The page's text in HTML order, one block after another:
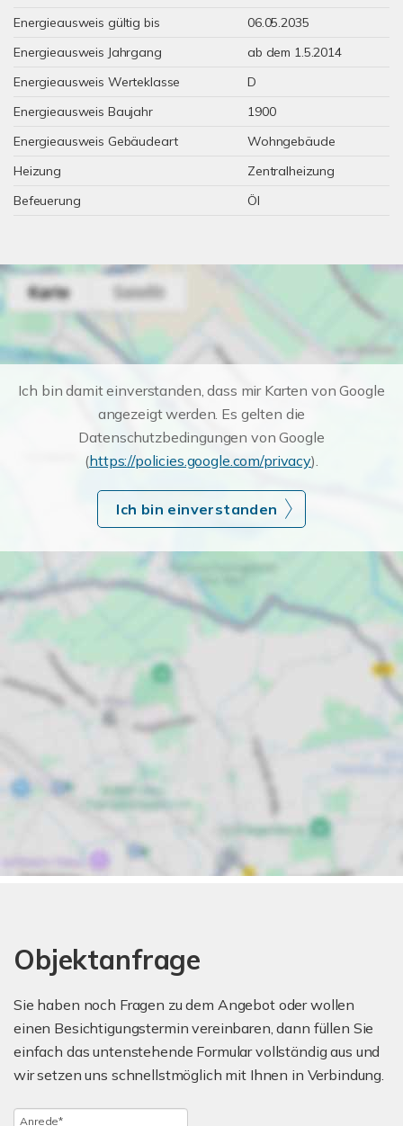
Energieausweis gültig bis
06.05.2035
Energieausweis Jahrgang
ab dem 1.5.2014
Energieausweis Werteklasse
D
Energieausweis Baujahr
1900
Energieausweis Gebäudeart
Wohngebäude
Heizung
Zentralheizung
Befeuerung
Öl
Ich bin damit einverstanden, dass mir Karten von Google
angezeigt werden. Es gelten die
Datenschutzbedingungen von Google
(https://policies.google.com/privacy).
Ich bin einverstanden
Objektanfrage
Sie haben noch Fragen zu dem Angebot oder wollen
einen Besichtigungstermin vereinbaren, dann füllen Sie
einfach das untenstehende Formular vollständig aus und
wir setzen uns schnellstmöglich mit Ihnen in Verbindung.